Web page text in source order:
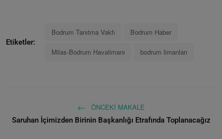
Etiketler:
Bodrum Tanıtma Vakfı Bodrum Haber
Milas-Bodrum Havalimanı bodrum limanları
ÖNCEKI MAKALE
Saruhan İçimizden Birinin Başkanlığı Etrafında Toplanacağız